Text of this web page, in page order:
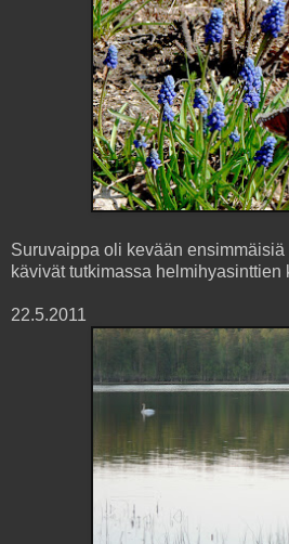
Suruvaippa oli kevään
kävivät tutkimassa helmihyasinttien
22.5.2011